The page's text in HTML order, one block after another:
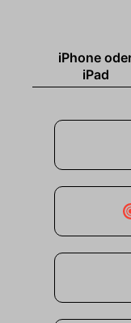
iPhone
iPad